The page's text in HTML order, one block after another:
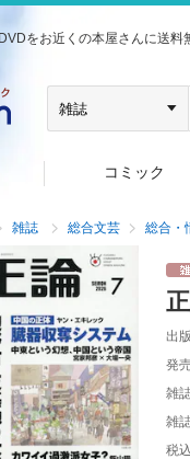
をお近くの本屋さんに送料
コミック
雑誌 総合文芸 総合・
出
発
雑
雑
税